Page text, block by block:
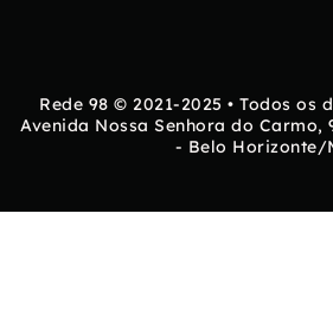
Rede 98 © 2021-2025 • Todos os
Avenida Nossa Senhora do Carmo,
- Belo Horizonte/